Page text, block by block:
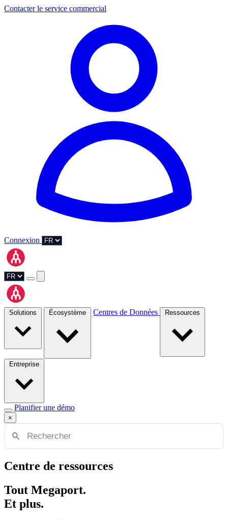
Contacter le service commercial
Connexion
Centres de Données
Planifier une démo
×
Centre de ressources
Tout Megaport.
Et plus.